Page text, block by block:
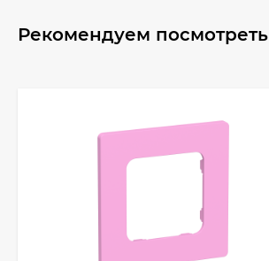
Рекомендуем посмотреть